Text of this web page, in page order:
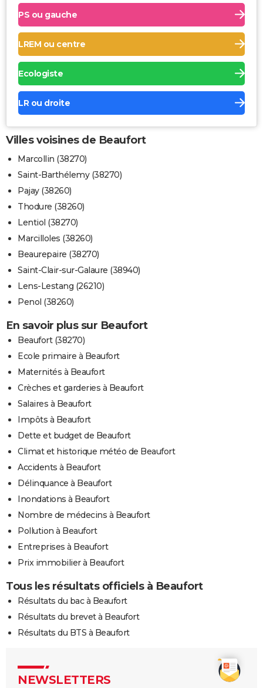
PS ou gauche
LREM ou centre
Ecologiste
LR ou droite
Villes voisines de Beaufort
Marcollin (38270)
Saint-Barthélemy (38270)
Pajay (38260)
Thodure (38260)
Lentiol (38270)
Marcilloles (38260)
Beaurepaire (38270)
Saint-Clair-sur-Galaure (38940)
Lens-Lestang (26210)
Penol (38260)
En savoir plus sur Beaufort
Beaufort (38270)
Ecole primaire à Beaufort
Maternités à Beaufort
Crèches et garderies à Beaufort
Salaires à Beaufort
Impôts à Beaufort
Dette et budget de Beaufort
Climat et historique météo de Beaufort
Accidents à Beaufort
Délinquance à Beaufort
Inondations à Beaufort
Nombre de médecins à Beaufort
Pollution à Beaufort
Entreprises à Beaufort
Prix immobilier à Beaufort
Tous les résultats officiels à Beaufort
Résultats du bac à Beaufort
Résultats du brevet à Beaufort
Résultats du BTS à Beaufort
NEWSLETTERS